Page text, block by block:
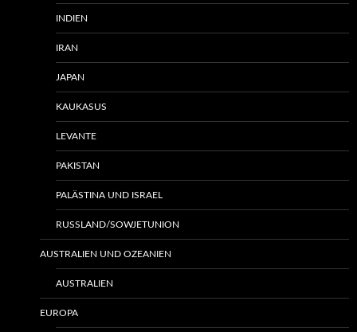
INDIEN
IRAN
JAPAN
KAUKASUS
LEVANTE
PAKISTAN
PALÄSTINA UND ISRAEL
RUSSLAND/SOWJETUNION
AUSTRALIEN UND OZEANIEN
AUSTRALIEN
EUROPA